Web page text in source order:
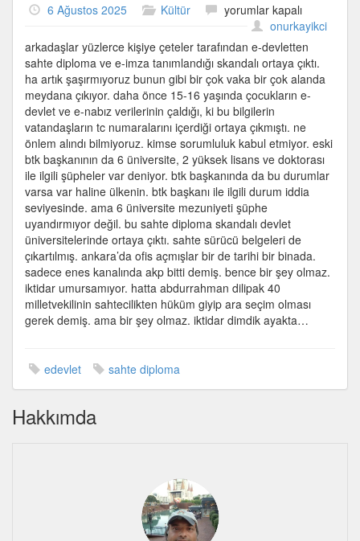
6 Ağustos 2025 Kültür
Türkiye’de
diploma
skandalı
için
yorumlar kapalı
onurkayikci
arkadaşlar yüzlerce kişiye çeteler tarafından e-devletten
sahte diploma ve e-imza tanımlandığı skandalı ortaya çıktı.
ha artık şaşırmıyoruz bunun gibi bir çok vaka bir çok alanda
meydana çıkıyor. daha önce 15-16 yaşında çocukların e-
devlet ve e-nabız verilerinin çaldığı, ki bu bilgilerin
vatandaşların tc numaralarını içerdiği ortaya çıkmıştı. ne
önlem alındı bilmiyoruz. kimse sorumluluk kabul etmiyor. eski
btk başkanının da 6 üniversite, 2 yüksek lisans ve doktorası
ile ilgili şüpheler var deniyor. btk başkanında da bu durumlar
varsa var haline ülkenin. btk başkanı ile ilgili durum iddia
seviyesinde. ama 6 üniversite mezuniyeti şüphe
uyandırmıyor değil. bu sahte diploma skandalı devlet
üniversitelerinde ortaya çıktı. sahte sürücü belgeleri de
çıkartılmış. ankara’da ofis açmışlar bir de tarihi bir binada.
sadece enes kanalında akp bitti demiş. bence bir şey olmaz.
iktidar umursamıyor. hatta abdurrahman dilipak 40
milletvekilinin sahtecilikten hüküm giyip ara seçim olması
gerek demiş. ama bir şey olmaz. iktidar dimdik ayakta…
edevlet sahte diploma
Hakkımda